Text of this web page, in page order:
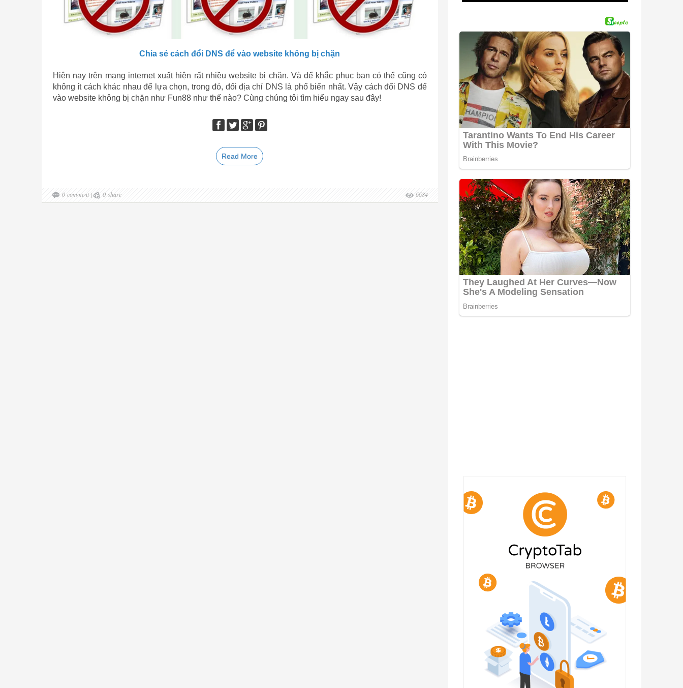
Chia sẻ cách đổi DNS để vào website không bị chặn
Hiện nay trên mạng internet xuất hiện rất nhiều website bị chặn. Và để khắc phục bạn có thể cũng có
không ít cách khác nhau để lựa chọn, trong đó, đổi địa chỉ DNS là phổ biến nhất. Vậy cách đổi DNS để
vào website không bị chặn như Fun88 như thế nào? Cùng chúng tôi tìm hiểu ngay sau đây!
Read More
0 comment | 0 share 6684